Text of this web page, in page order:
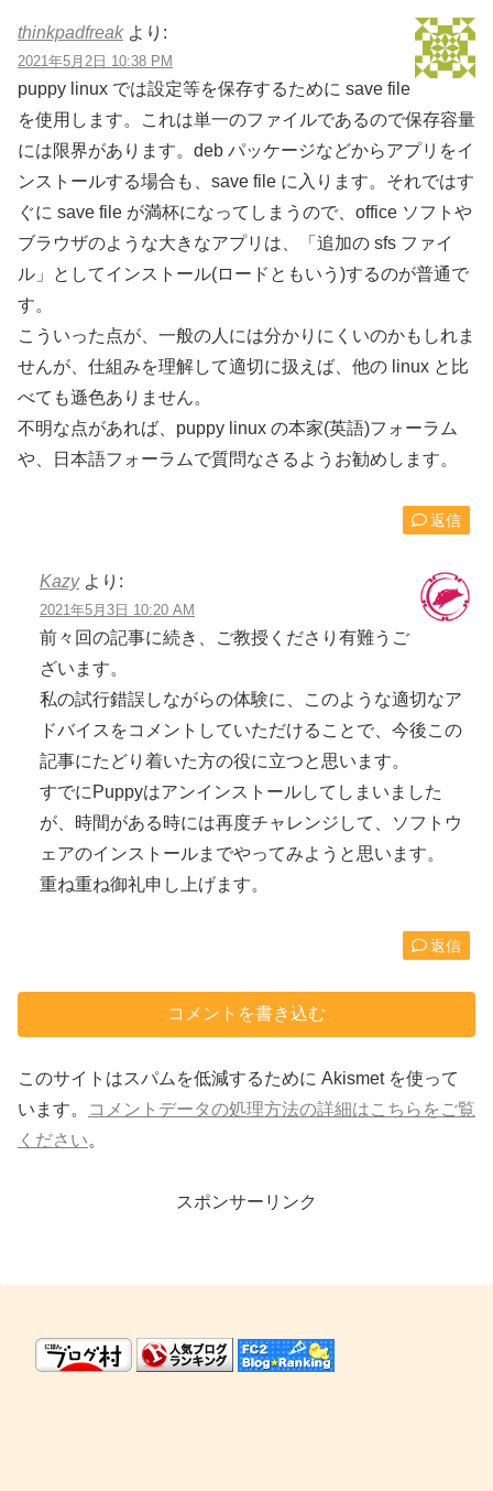
thinkpadfreak より:
2021年5月2日 10:38 PM
puppy linux では設定等を保存するために save file
を使用します。これは単一のファイルであるので保存容量
には限界があります。deb パッケージなどからアプリをイ
ンストールする場合も、save file に入ります。それではす
ぐに save file が満杯になってしまうので、office ソフトや
ブラウザのような大きなアプリは、「追加の sfs ファイ
ル」としてインストール(ロードともいう)するのが普通で
す。
こういった点が、一般の人には分かりにくいのかもしれま
せんが、仕組みを理解して適切に扱えば、他の linux と比
べても遜色ありません。
不明な点があれば、puppy linux の本家(英語)フォーラム
や、日本語フォーラムで質問なさるようお勧めします。
返信
Kazy より:
2021年5月3日 10:20 AM
前々回の記事に続き、ご教授くださり有難うご
ざいます。
私の試行錯誤しながらの体験に、このような適切なア
ドバイスをコメントしていただけることで、今後この
記事にたどり着いた方の役に立つと思います。
すでにPuppyはアンインストールしてしまいました
が、時間がある時には再度チャレンジして、ソフトウ
ェアのインストールまでやってみようと思います。
重ね重ね御礼申し上げます。
返信
コメントを書き込む
このサイトはスパムを低減するために Akismet を使って
います。
コメントデータの処理方法の詳細はこちらをご覧
ください。
スポンサーリンク